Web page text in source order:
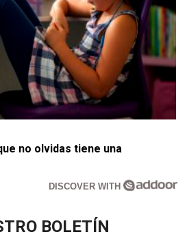
no olvidas tiene una
DISCOVER WITH
BOLETÍN